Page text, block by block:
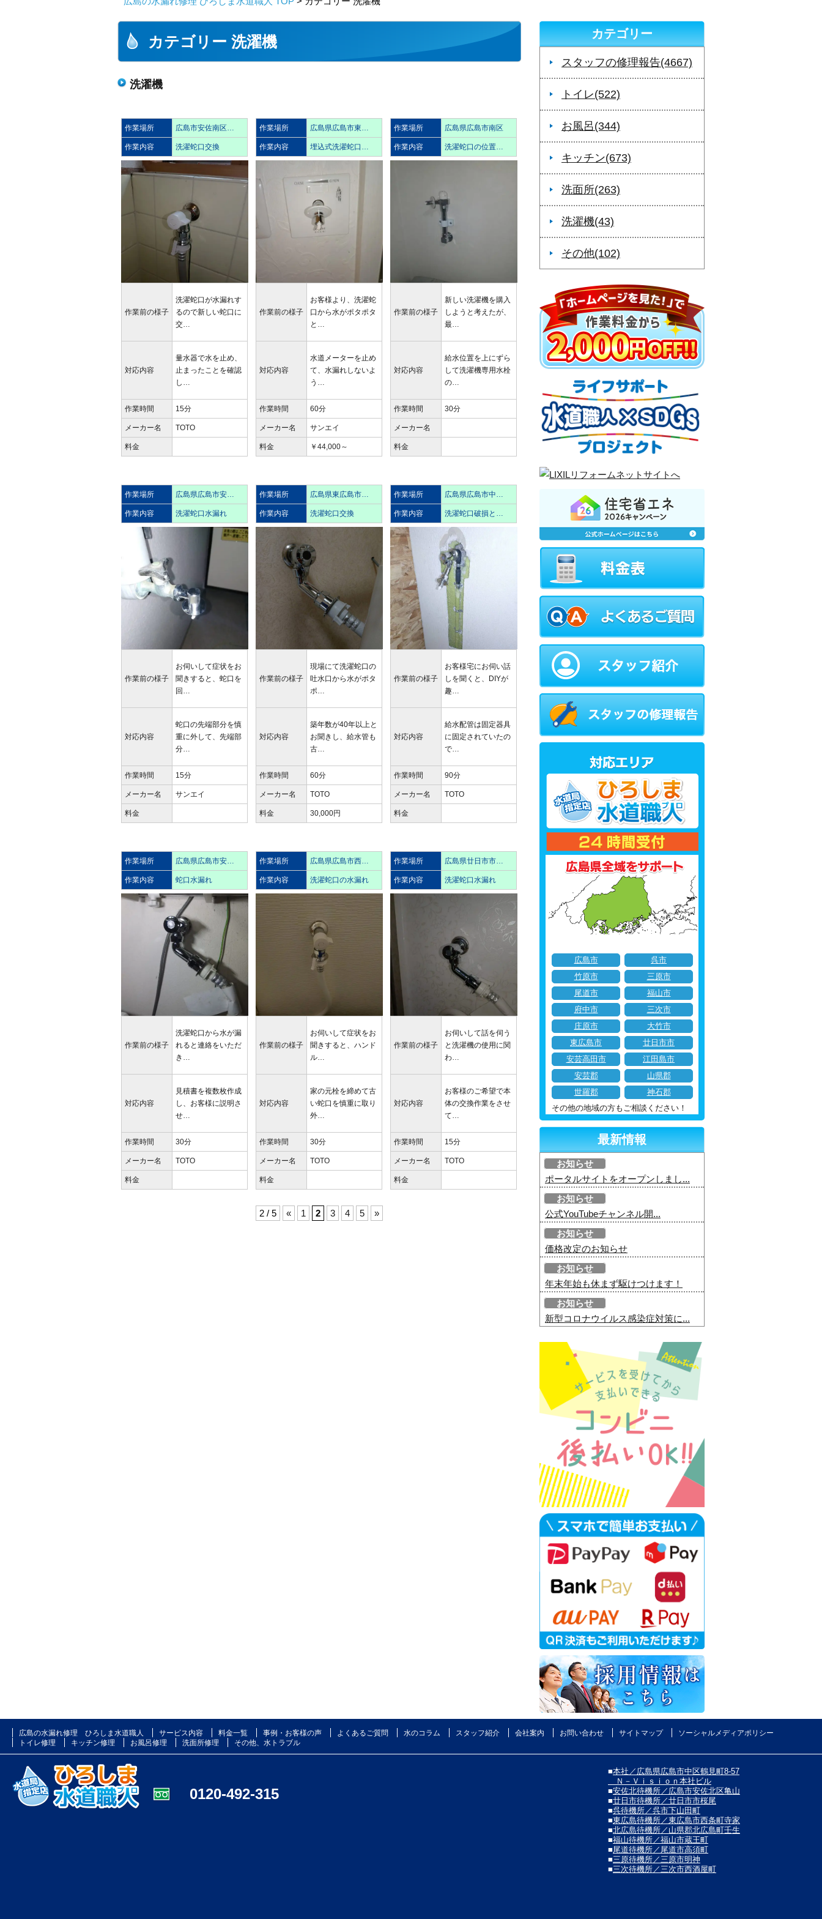
カテゴリー 洗濯機
洗濯機
作業場所 広島市安佐南区…
作業内容 洗濯蛇口交換
作業前の様子
洗濯蛇口が水漏れす
るので新しい蛇口に
交…
対応内容
量水器で水を止め、
止まったことを確認
し…
作業時間 15分
メーカー名 TOTO
料金
作業場所 広島県広島市東…
作業内容 埋込式洗濯蛇口…
作業前の様子
お客様より、洗濯蛇
口から水がポタポタ
と…
対応内容
水道メーターを止め
て、水漏れしないよ
う…
作業時間 60分
メーカー名 サンエイ
料金 ￥44,000～
作業場所 広島県広島市南区
作業内容 洗濯蛇口の位置…
作業前の様子
新しい洗濯機を購入
しようと考えたが、
最…
対応内容
給水位置を上にずら
して洗濯機専用水栓
の…
作業時間 30分
メーカー名
料金
作業場所 広島県広島市安…
作業内容 洗濯蛇口水漏れ
作業前の様子
お伺いして症状をお
聞きすると、蛇口を
回…
対応内容
蛇口の先端部分を慎
重に外して、先端部
分…
作業時間 15分
メーカー名 サンエイ
料金
作業場所 広島県東広島市…
作業内容 洗濯蛇口交換
作業前の様子
現場にて洗濯蛇口の
吐水口から水がポタ
ポ…
対応内容
築年数が40年以上と
お聞きし、給水管も
古…
作業時間 60分
メーカー名 TOTO
料金 30,000円
作業場所 広島県広島市中…
作業内容 洗濯蛇口破損と…
作業前の様子
お客様宅にお伺い話
しを聞くと、DIYが
趣…
対応内容
給水配管は固定器具
に固定されていたの
で…
作業時間 90分
メーカー名 TOTO
料金
作業場所 広島県広島市安…
作業内容 蛇口水漏れ
作業前の様子
洗濯蛇口から水が漏
れると連絡をいただ
き…
対応内容
見積書を複数枚作成
し、お客様に説明さ
せ…
作業時間 30分
メーカー名 TOTO
料金
作業場所 広島県広島市西…
作業内容 洗濯蛇口の水漏れ
作業前の様子
お伺いして症状をお
聞きすると、ハンド
ル…
対応内容
家の元栓を締めて古
い蛇口を慎重に取り
外…
作業時間 30分
メーカー名 TOTO
料金
作業場所 広島県廿日市市…
作業内容 洗濯蛇口水漏れ
作業前の様子
お伺いして話を伺う
と洗濯機の使用に関
わ…
対応内容
お客様のご希望で本
体の交換作業をさせ
て…
作業時間 15分
メーカー名 TOTO
料金
2 / 5 « 1 2 3 4 5 »
カテゴリー
スタッフの修理報告(4667)
トイレ(522)
お風呂(344)
キッチン(673)
洗面所(263)
洗濯機(43)
その他(102)
広島市
呉市
竹原市
三原市
尾道市
福山市
府中市
三次市
庄原市
大竹市
東広島市
廿日市市
安芸高田市
江田島市
安芸郡
山県郡
世羅郡
神石郡
その他の地域の方もご相談ください！
最新情報
お知らせ
ポータルサイトをオープンしまし...
お知らせ
公式YouTubeチャンネル開...
お知らせ
価格改定のお知らせ
お知らせ
年末年始も休まず駆けつけます！
お知らせ
新型コロナウイルス感染症対策に...
広島の水漏れ修理 ひろしま水道職人 サービス内容 料金一覧 事例・お客様の声 よくあるご質問 水のコラム スタッフ紹介 会社案内 お問い合わせ サイトマップ
ソーシャルメディアポリシー
トイレ修理
キッチン修理 お風呂修理 洗面所修理 その他、水トラブル
0120-492-315
■本社／広島県広島市中区鶴見町8-57
Ｎ－Ｖｉｓｉｏｎ本社ビル
■安佐北待機所／広島市安佐北区亀山
■廿日市待機所／廿日市市桜尾
■呉待機所／呉市下山田町
■東広島待機所／東広島市西条町寺家
■北広島待機所／山県郡北広島町壬生
■福山待機所／福山市蔵王町
■尾道待機所／尾道市高須町
■三原待機所／三原市明神
■三次待機所／三次市西酒屋町